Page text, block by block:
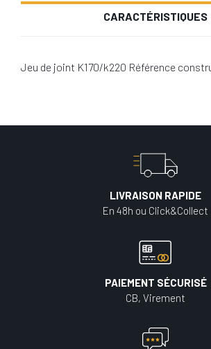
CARACTÉRISTIQUES
Jeu de joint K170/k220 Référence
LIVRAISON RAPIDE
En 48h ou Click&Collect
PAIEMENT SÉCURISÉ
CB, Virement